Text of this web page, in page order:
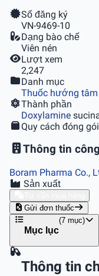
Số đăng ký
VN-9469-10
Dạng bào chế
Viên nén
Lượt xem
2,247
Danh mục
Thuốc hướng
Thành phần
Doxylamine
Quy cách đóng gói
Thông tin
Boram Pharma Co.,
Sản xuất
Gửi đơn thuốc
Mục lục
(7 mục)
Thông tin